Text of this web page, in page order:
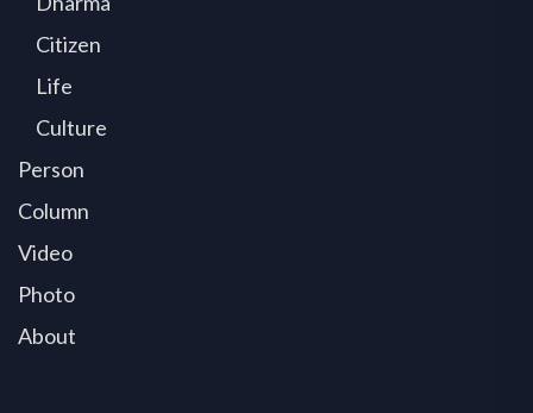
Citizen
Life
Culture
Person
Column
Video
Photo
About